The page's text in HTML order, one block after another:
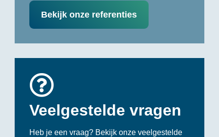
Bekijk onze referenties
Veelgestelde vragen
Heb je een vraag? Bekijk onze veelgestelde